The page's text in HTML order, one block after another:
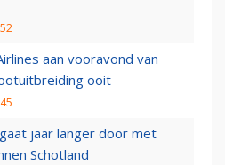
aan vooravond van
ooit
jaar langer door met
Schotland